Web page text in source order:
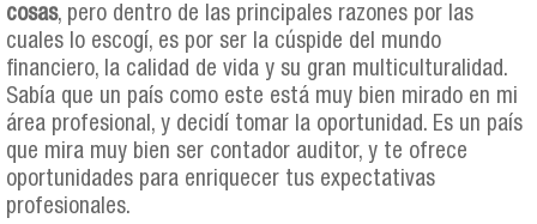
cosas, pero dentro de las principales razones por las
cuales lo escogí, es por ser la cúspide del mundo
financiero, la calidad de vida y su gran multiculturalidad.
Sabía que un país como este está muy bien mirado en mi
área profesional, y decidí tomar la oportunidad. Es un país
que mira muy bien ser contador auditor, y te ofrece
oportunidades para enriquecer tus expectativas
profesionales.